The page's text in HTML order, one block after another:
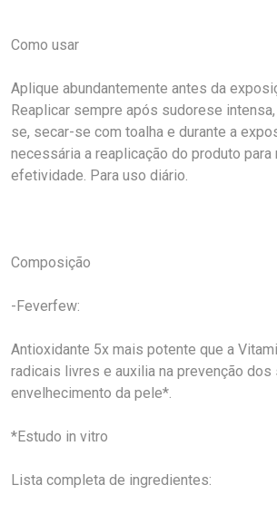
Como usar
Aplique abundantemente antes da
Reaplicar sempre após sudorese intensa,
se, secar-se com toalha e durante a
necessária a reaplicação do produto para
efetividade. Para uso diário.
Composição
-Feverfew:
Antioxidante 5x mais potente que a
radicais livres e auxilia na prevenção dos
envelhecimento da pele*.
*Estudo in vitro
Lista completa de ingredientes: